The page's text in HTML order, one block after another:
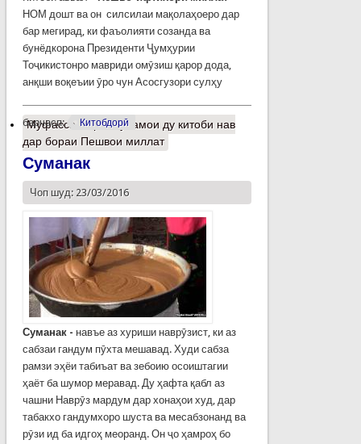
НОМ дошт ва он силсилаи мақолаҳоеро дар
бар мегирад, ки фаъолияти созанда ва
бунёдкорона Президенти Ҷумҳурии
Тоҷикистонро мавриди омӯзиш қарор дода,
анқши воқеъии ӯро чун Асосгузори сулҳу
барчасп: Китобдорӣ
Муфассалтаро Рӯнамои ду китоби нав
дар бораи Пешвои миллат
Суманак
Чоп шуд: 23/03/2016
Суманак - навъе аз хуриши наврӯзист, ки аз
сабзаи гандум пӯхта мешавад. Худи сабза
рамзи эҳёи табиъат ва зебоию осоиштагии
ҳаёт ба шумор меравад. Ду ҳафта қабл аз
чашни Наврӯз мардум дар хонаҳои худ, дар
табакхо гандумхоро шуста ва месабзонанд ва
рӯзи ид ба идгоҳ меоранд. Он ҷо ҳамроҳ бо